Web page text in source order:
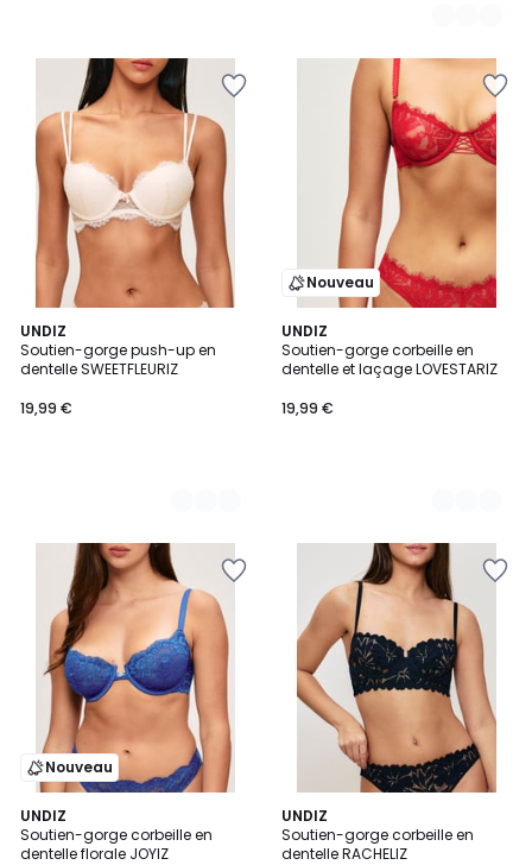
UNDIZ
Soutien-gorge push-up en
dentelle SWEETFLEURIZ
19,99 €
2
Couleurs
Nouveau
UNDIZ
Soutien-gorge corbeille en
dentelle et laçage LOVESTARIZ
19,99 €
2
Couleurs
Nouveau
UNDIZ
Soutien-gorge corbeille en
dentelle florale JOYIZ
UNDIZ
Soutien-gorge corbeille en
dentelle RACHELIZ
2
Couleurs